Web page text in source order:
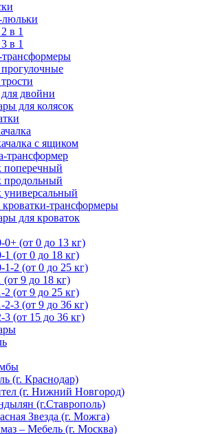
люльки
в 1
в 1
двойни
для колясок
с ящиком
трансформер
поперечный
продольный
трансформеры
для кроваток
0+ (от 0 до 13 кг)
1 (от 0 до 18 кг)
1-2 (от 0 до 25 кг)
(от 9 до 18 кг)
2 (от 9 до 25 кг)
2-3 (от 9 до 36 кг)
3 (от 15 до 36 кг)
(г. Краснодар)
(г. Нижний Новгород)
(г.Ставрополь)
Звезда (г. Можга)
– Мебель (г. Москва)